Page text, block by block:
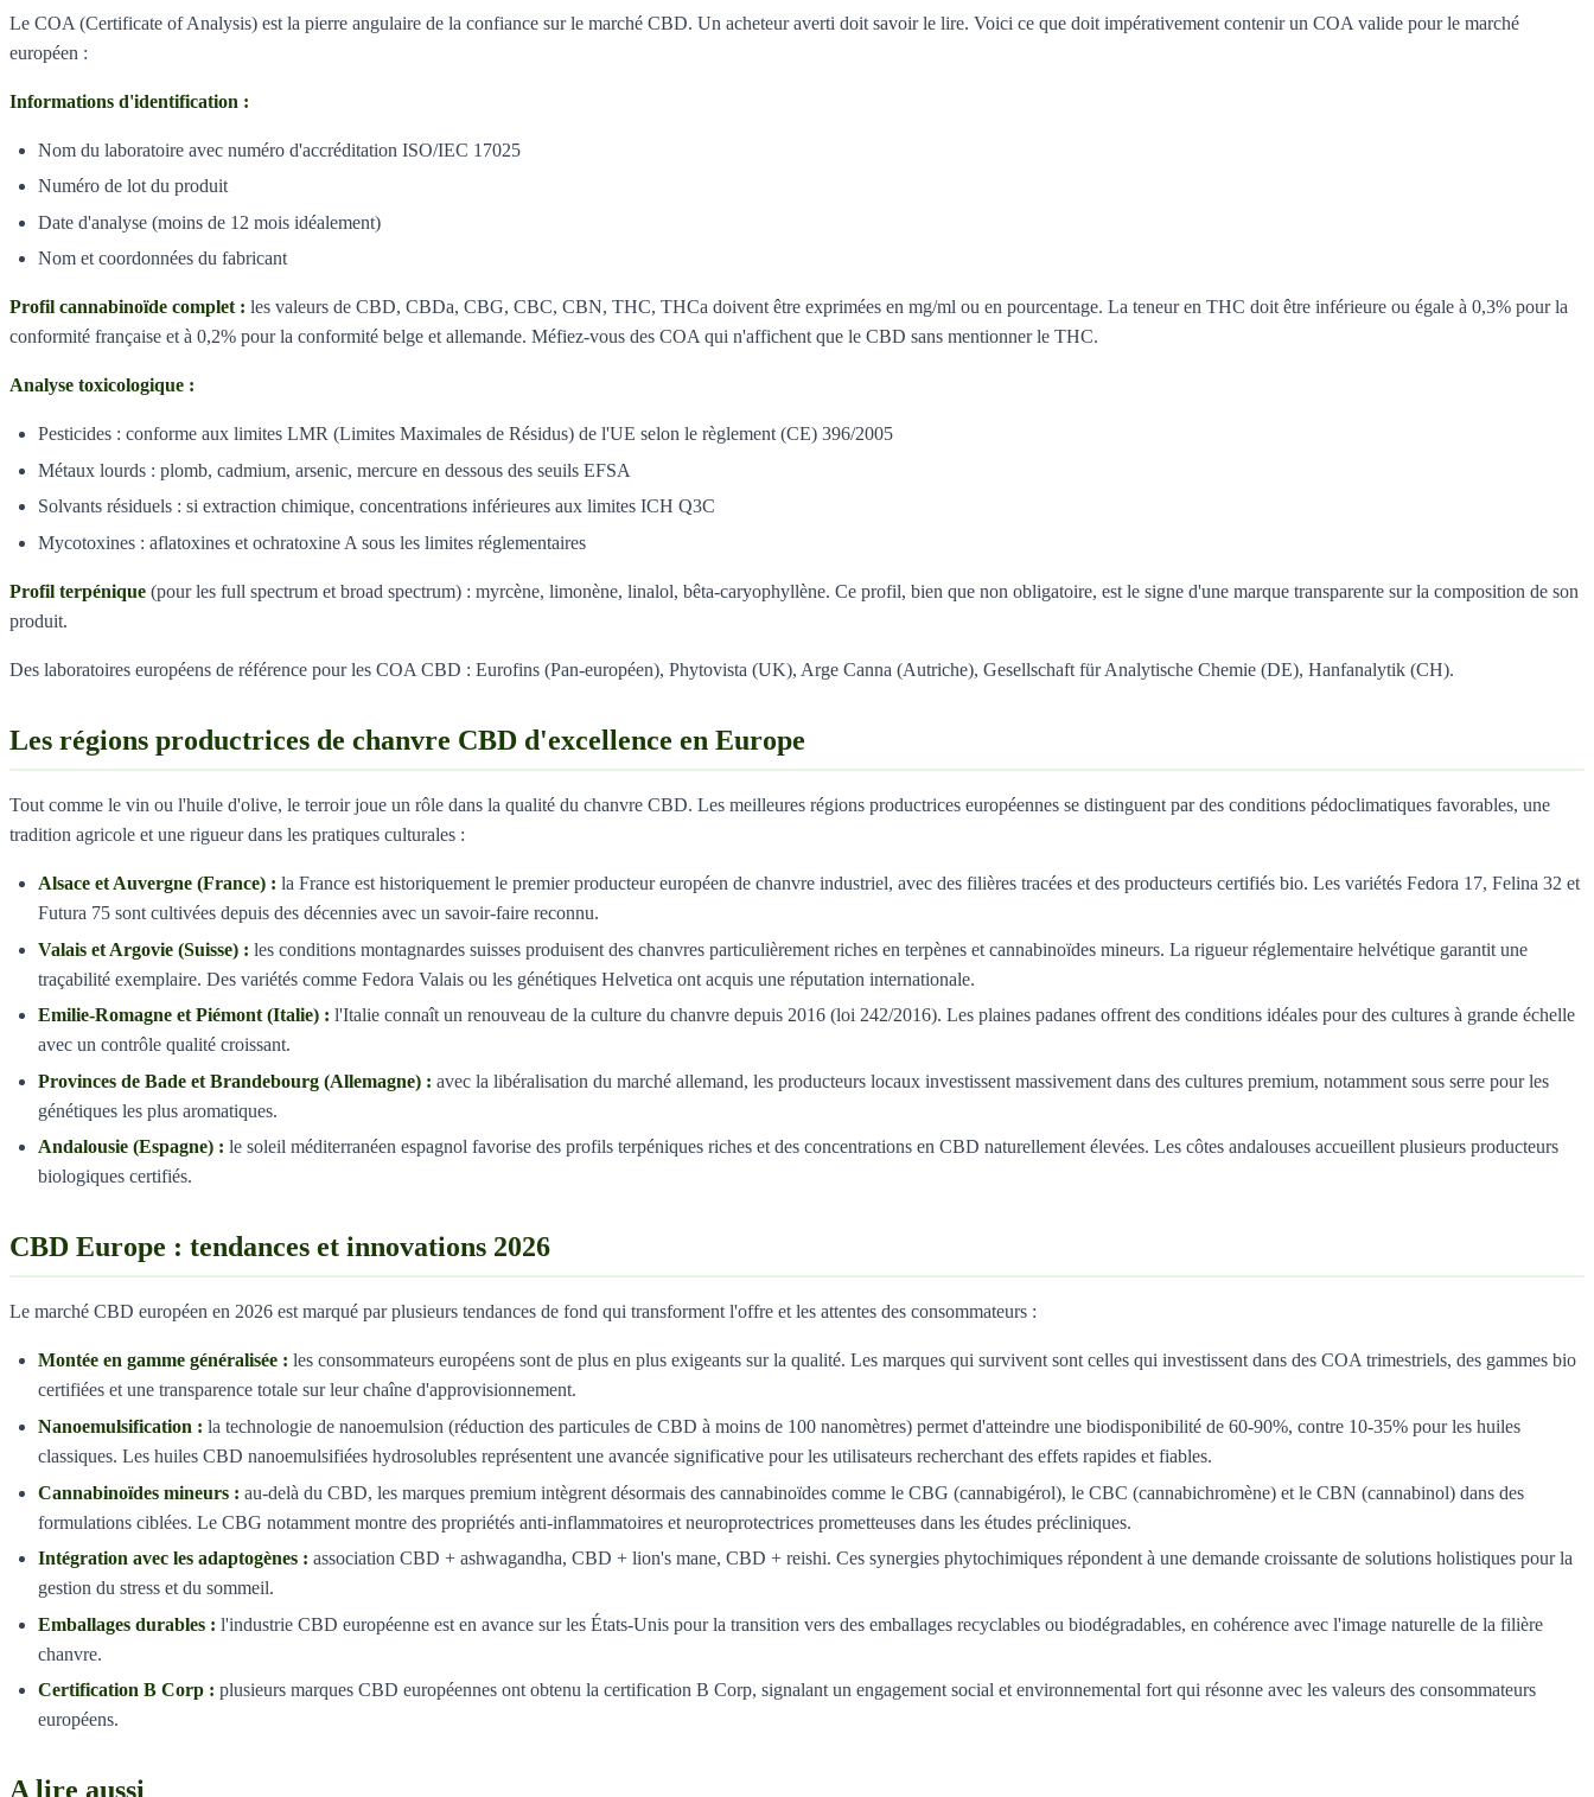
Le COA (Certificate of Analysis) est la pierre angulaire de la confiance sur le marché CBD. Un acheteur averti doit savoir le lire. Voici ce que doit impérativement contenir un COA valide pour le marché
européen :
Informations d'identification :
Nom du laboratoire avec numéro d'accréditation ISO/IEC 17025
Numéro de lot du produit
Date d'analyse (moins de 12 mois idéalement)
Nom et coordonnées du fabricant
Profil cannabinoïde complet : les valeurs de CBD, CBDa, CBG, CBC, CBN, THC, THCa doivent être exprimées en mg/ml ou en pourcentage. La teneur en THC doit être inférieure ou égale à 0,3% pour la
conformité française et à 0,2% pour la conformité belge et allemande. Méfiez-vous des COA qui n'affichent que le CBD sans mentionner le THC.
Analyse toxicologique :
Pesticides : conforme aux limites LMR (Limites Maximales de Résidus) de l'UE selon le règlement (CE) 396/2005
Métaux lourds : plomb, cadmium, arsenic, mercure en dessous des seuils EFSA
Solvants résiduels : si extraction chimique, concentrations inférieures aux limites ICH Q3C
Mycotoxines : aflatoxines et ochratoxine A sous les limites réglementaires
Profil terpénique (pour les full spectrum et broad spectrum) : myrcène, limonène, linalol, bêta-caryophyllène. Ce profil, bien que non obligatoire, est le signe d'une marque transparente sur la composition de son
produit.
Des laboratoires européens de référence pour les COA CBD : Eurofins (Pan-européen), Phytovista (UK), Arge Canna (Autriche), Gesellschaft für Analytische Chemie (DE), Hanfanalytik (CH).
Les régions productrices de chanvre CBD d'excellence en Europe
Tout comme le vin ou l'huile d'olive, le terroir joue un rôle dans la qualité du chanvre CBD. Les meilleures régions productrices européennes se distinguent par des conditions pédoclimatiques favorables, une
tradition agricole et une rigueur dans les pratiques culturales :
Alsace et Auvergne (France) : la France est historiquement le premier producteur européen de chanvre industriel, avec des filières tracées et des producteurs certifiés bio. Les variétés Fedora 17, Felina 32 et
Futura 75 sont cultivées depuis des décennies avec un savoir-faire reconnu.
Valais et Argovie (Suisse) : les conditions montagnardes suisses produisent des chanvres particulièrement riches en terpènes et cannabinoïdes mineurs. La rigueur réglementaire helvétique garantit une
traçabilité exemplaire. Des variétés comme Fedora Valais ou les génétiques Helvetica ont acquis une réputation internationale.
Emilie-Romagne et Piémont (Italie) : l'Italie connaît un renouveau de la culture du chanvre depuis 2016 (loi 242/2016). Les plaines padanes offrent des conditions idéales pour des cultures à grande échelle
avec un contrôle qualité croissant.
Provinces de Bade et Brandebourg (Allemagne) : avec la libéralisation du marché allemand, les producteurs locaux investissent massivement dans des cultures premium, notamment sous serre pour les
génétiques les plus aromatiques.
Andalousie (Espagne) : le soleil méditerranéen espagnol favorise des profils terpéniques riches et des concentrations en CBD naturellement élevées. Les côtes andalouses accueillent plusieurs producteurs
biologiques certifiés.
CBD Europe : tendances et innovations 2026
Le marché CBD européen en 2026 est marqué par plusieurs tendances de fond qui transforment l'offre et les attentes des consommateurs :
Montée en gamme généralisée : les consommateurs européens sont de plus en plus exigeants sur la qualité. Les marques qui survivent sont celles qui investissent dans des COA trimestriels, des gammes bio
certifiées et une transparence totale sur leur chaîne d'approvisionnement.
Nanoemulsification : la technologie de nanoemulsion (réduction des particules de CBD à moins de 100 nanomètres) permet d'atteindre une biodisponibilité de 60-90%, contre 10-35% pour les huiles
classiques. Les huiles CBD nanoemulsifiées hydrosolubles représentent une avancée significative pour les utilisateurs recherchant des effets rapides et fiables.
Cannabinoïdes mineurs : au-delà du CBD, les marques premium intègrent désormais des cannabinoïdes comme le CBG (cannabigérol), le CBC (cannabichromène) et le CBN (cannabinol) dans des
formulations ciblées. Le CBG notamment montre des propriétés anti-inflammatoires et neuroprotectrices prometteuses dans les études précliniques.
Intégration avec les adaptogènes : association CBD + ashwagandha, CBD + lion's mane, CBD + reishi. Ces synergies phytochimiques répondent à une demande croissante de solutions holistiques pour la
gestion du stress et du sommeil.
Emballages durables : l'industrie CBD européenne est en avance sur les États-Unis pour la transition vers des emballages recyclables ou biodégradables, en cohérence avec l'image naturelle de la filière
chanvre.
Certification B Corp : plusieurs marques CBD européennes ont obtenu la certification B Corp, signalant un engagement social et environnemental fort qui résonne avec les valeurs des consommateurs
européens.
A lire aussi